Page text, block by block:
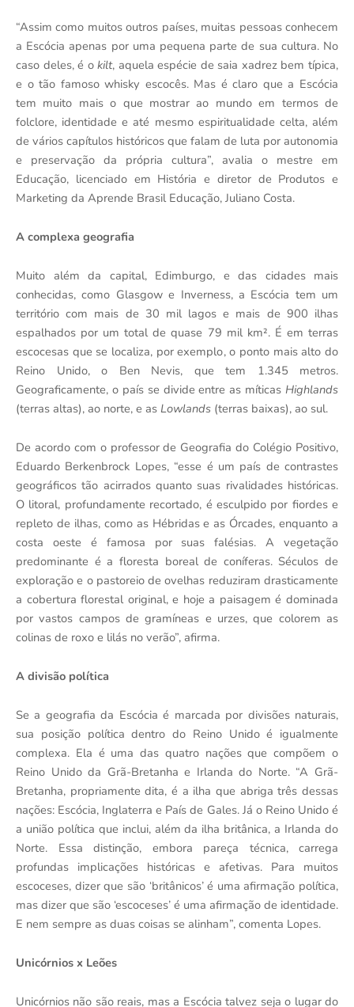
“Assim como muitos outros países, muitas pessoas conhecem
a Escócia apenas por uma pequena parte de sua cultura. No
caso deles, é okilt, aquela espécie de saia xadrez bem típica,
e o tão famoso whisky escocês. Mas é claro que a Escócia
tem muito mais o que mostrar ao mundo em termos de
folclore, identidade e até mesmo espiritualidade celta, além
de vários capítulos históricos que falam de luta por autonomia
e preservação da própria cultura”, avalia o mestre em
Educação, licenciado em História e diretor de Produtos e
Marketing da Aprende Brasil Educação, Juliano Costa.
A complexa geografia
Muito além da capital, Edimburgo, e das cidades mais
conhecidas, como Glasgow e Inverness, a Escócia tem um
território com mais de 30 mil lagos e mais de 900 ilhas
espalhados por um total de quase 79 mil km². É em terras
escocesas que se localiza, por exemplo, o ponto mais alto do
Reino Unido, o Ben Nevis, que tem 1.345 metros.
Geograficamente, o país se divide entre as míticas Highlands
(terras altas), ao norte, e as Lowlands (terras baixas), ao sul.
De acordo com o professor de Geografia do Colégio Positivo,
Eduardo Berkenbrock Lopes, “esse é um país de contrastes
geográficos tão acirrados quanto suas rivalidades históricas.
O litoral, profundamente recortado, é esculpido por fiordes e
repleto de ilhas, como as Hébridas e as Órcades, enquanto a
costa oeste é famosa por suas falésias. A vegetação
predominante é a floresta boreal de coníferas. Séculos de
exploração e o pastoreio de ovelhas reduziram drasticamente
a cobertura florestal original, e hoje a paisagem é dominada
por vastos campos de gramíneas e urzes, que colorem as
colinas de roxo e lilás no verão”, afirma.
A divisão política
Se a geografia da Escócia é marcada por divisões naturais,
sua posição política dentro do Reino Unido é igualmente
complexa. Ela é uma das quatro nações que compõem o
Reino Unido da Grã-Bretanha e Irlanda do Norte. “A Grã-
Bretanha, propriamente dita, é a ilha que abriga três dessas
nações: Escócia, Inglaterra e País de Gales. Já o Reino Unido é
a união política que inclui, além da ilha britânica, a Irlanda do
Norte. Essa distinção, embora pareça técnica, carrega
profundas implicações históricas e afetivas. Para muitos
escoceses, dizer que são ‘britânicos’ é uma afirmação política,
mas dizer que são ‘escoceses’ é uma afirmação de identidade.
E nem sempre as duas coisas se alinham”, comenta Lopes.
Unicórnios x Leões
Unicórnios não são reais, mas a Escócia talvez seja o lugar do